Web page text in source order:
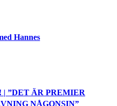
Hannes
”DET ÄR PREMIER
NÅGONSIN”